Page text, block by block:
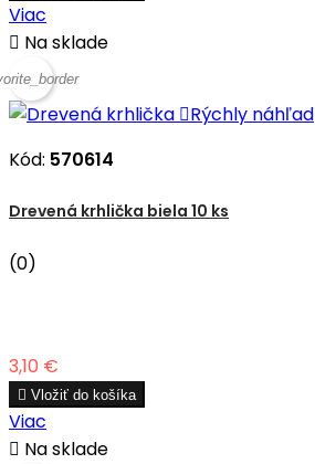
Viac
 Na sklade
Rýchly náhľad
Kód: 570614
Drevená krhlička biela 10 ks
(0)
Cena
3,10 €
 Vložiť do košíka
Viac
 Na sklade